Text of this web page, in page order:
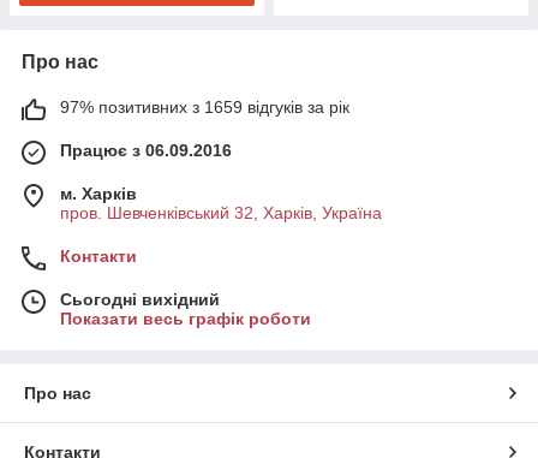
Про нас
97% позитивних з 1659 відгуків за рік
Працює з 06.09.2016
м. Харків
пров. Шевченківський 32, Харків, Україна
Контакти
Сьогодні вихідний
Показати весь графік роботи
Про нас
Контакти